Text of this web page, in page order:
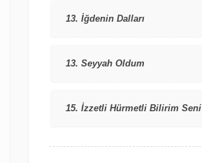
13. İğdenin Dalları
13. Seyyah Oldum
15. İzzetli Hürmetli Bilirim Seni